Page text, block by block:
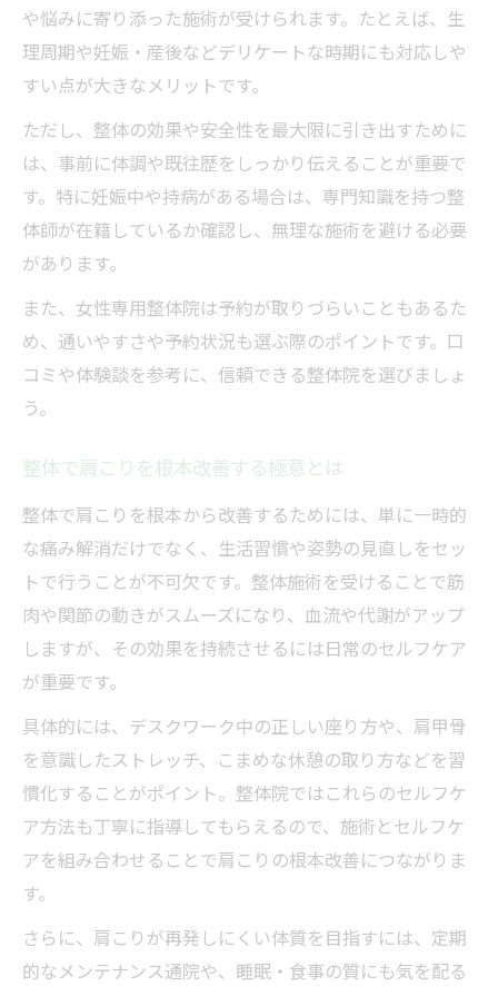
や悩みに寄り添った施術が受けられます。たとえば、生
理周期や妊娠・産後などデリケートな時期にも対応しや
すい点が大きなメリットです。
ただし、整体の効果や安全性を最大限に引き出すために
は、事前に体調や既往歴をしっかり伝えることが重要で
す。特に妊娠中や持病がある場合は、専門知識を持つ整
体師が在籍しているか確認し、無理な施術を避ける必要
があります。
また、女性専用整体院は予約が取りづらいこともあるた
め、通いやすさや予約状況も選ぶ際のポイントです。口
コミや体験談を参考に、信頼できる整体院を選びましょ
う。
整体で肩こりを根本改善する極意とは
整体で肩こりを根本から改善するためには、単に一時的
な痛み解消だけでなく、生活習慣や姿勢の見直しをセッ
トで行うことが不可欠です。整体施術を受けることで筋
肉や関節の動きがスムーズになり、血流や代謝がアップ
しますが、その効果を持続させるには日常のセルフケア
が重要です。
具体的には、デスクワーク中の正しい座り方や、肩甲骨
を意識したストレッチ、こまめな休憩の取り方などを習
慣化することがポイント。整体院ではこれらのセルフケ
ア方法も丁寧に指導してもらえるので、施術とセルフケ
アを組み合わせることで肩こりの根本改善につながりま
す。
さらに、肩こりが再発しにくい体質を目指すには、定期
的なメンテナンス通院や、睡眠・食事の質にも気を配る